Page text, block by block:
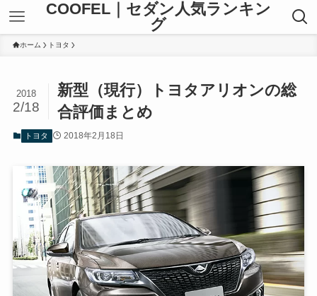
COOFEL｜セダン人気ランキン
グ
ホーム トヨタ
新型（現行）トヨタアリオンの総
合評価まとめ
2018
2/18
トヨタ 2018年2月18日